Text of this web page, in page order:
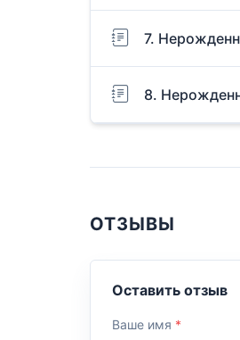
7.
8.
ОТЗЫВЫ
Оставить отзыв
Ваше имя *